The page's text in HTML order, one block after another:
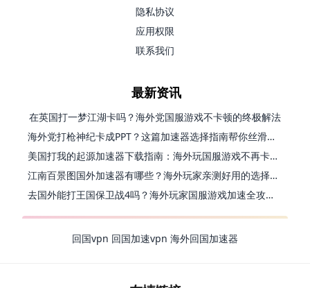
隐私协议
应用权限
联系我们
最新资讯
在英国打一梦江湖卡吗？海外党国服游戏不卡顿的终极解法
海外党打枪神纪卡成PPT？这篇加速器选择指南帮你丝滑上分
美国打我的起源加速器下载指南：海外玩国服游戏不再卡的终极方案
江南百景图国外加速器有哪些？海外玩家亲测好用的选择与避坑指南
去国外能打王国保卫战4吗？海外玩家国服游戏加速全攻略（附公主连结幻想江湖实测）
回国vpn 回国加速vpn 海外回国加速器